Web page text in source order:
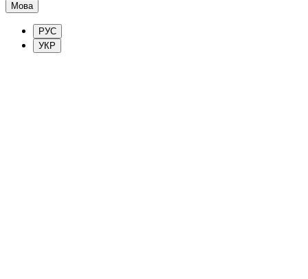
Мова
РУС
УКР